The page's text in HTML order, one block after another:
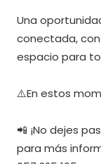
Una
conectada,
espacio para
⚠️En estos
📲 ¡No dejes
para más